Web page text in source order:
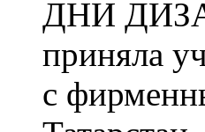
ДНИ
приняла
с